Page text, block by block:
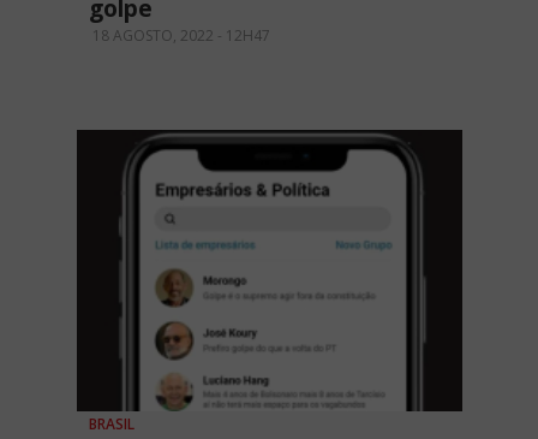
golpe
18 AGOSTO, 2022 - 12H47
BRASIL